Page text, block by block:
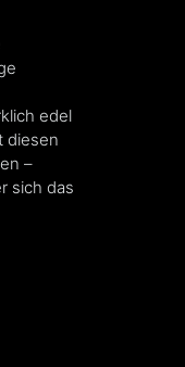
edel
diesen
–
sich das